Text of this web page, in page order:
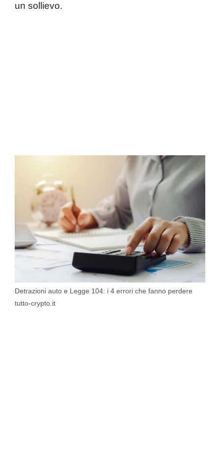
un sollievo.
Detrazioni auto e Legge 104: i 4 errori che fanno perdere
tutto-crypto.it